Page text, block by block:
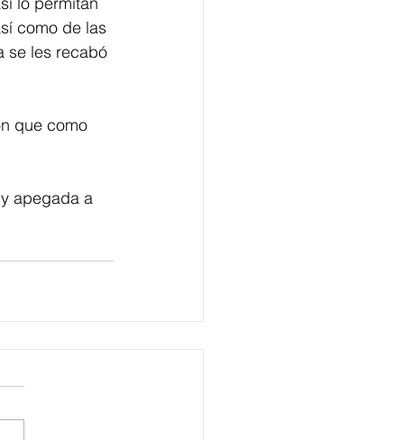
como de las
se les recabó
que como
apegada a